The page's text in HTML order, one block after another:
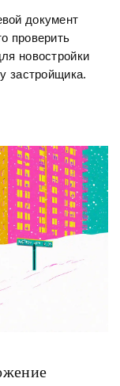
документ
проверить
новостройки
застройщика.